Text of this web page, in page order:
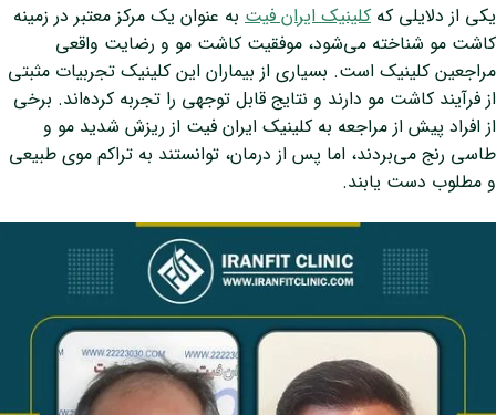
یکی از دلایلی که کلینیک ایران فیت به عنوان یک مرکز معتبر در زمینه
کاشت مو شناخته می‌شود، موفقیت‌ کاشت مو و رضایت واقعی
مراجعین کلینیک است. بسیاری از بیماران این کلینیک تجربیات مثبتی
از فرآیند کاشت مو دارند و نتایج قابل توجهی را تجربه کرده‌اند. برخی
از افراد پیش از مراجعه به کلینیک ایران فیت از ریزش شدید مو و
طاسی رنج می‌بردند، اما پس از درمان، توانستند به تراکم موی طبیعی
و مطلوب دست یابند.